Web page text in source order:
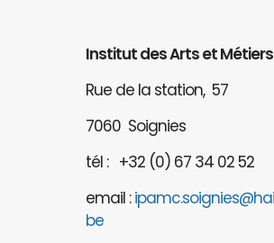
Institut des Arts et
Rue de la station, 57
7060 Soignies
tél : +32 (0) 67 34 02 52
email :
be